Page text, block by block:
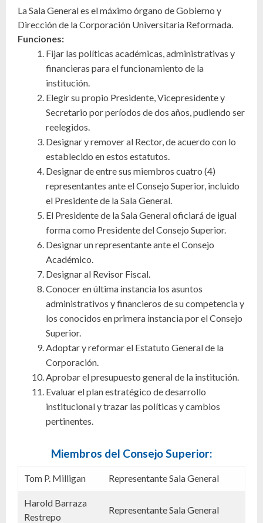
La Sala General es el máximo órgano de Gobierno y
Dirección de la Corporación Universitaria Reformada.
Funciones:
Fijar las políticas académicas, administrativas y
financieras para el funcionamiento de la
institución.
Elegir su propio Presidente, Vicepresidente y
Secretario por períodos de dos años, pudiendo ser
reelegidos.
Designar y remover al Rector, de acuerdo con lo
establecido en estos estatutos.
Designar de entre sus miembros cuatro (4)
representantes ante el Consejo Superior, incluido
el Presidente de la Sala General.
El Presidente de la Sala General oficiará de igual
forma como Presidente del Consejo Superior.
Designar un representante ante el Consejo
Académico.
Designar al Revisor Fiscal.
Conocer en última instancia los asuntos
administrativos y financieros de su competencia y
los conocidos en primera instancia por el Consejo
Superior.
Adoptar y reformar el Estatuto General de la
Corporación.
Aprobar el presupuesto general de la institución.
Evaluar el plan estratégico de desarrollo
institucional y trazar las políticas y cambios
pertinentes.
Miembros del Consejo Superior:
Tom P. Milligan Representante Sala General
Harold Barraza
Restrepo
Representante Sala General